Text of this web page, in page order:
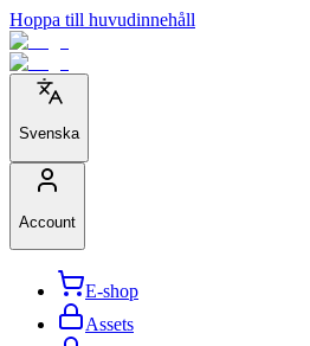
Hoppa till huvudinnehåll
Svenska
Account
E-shop
Assets